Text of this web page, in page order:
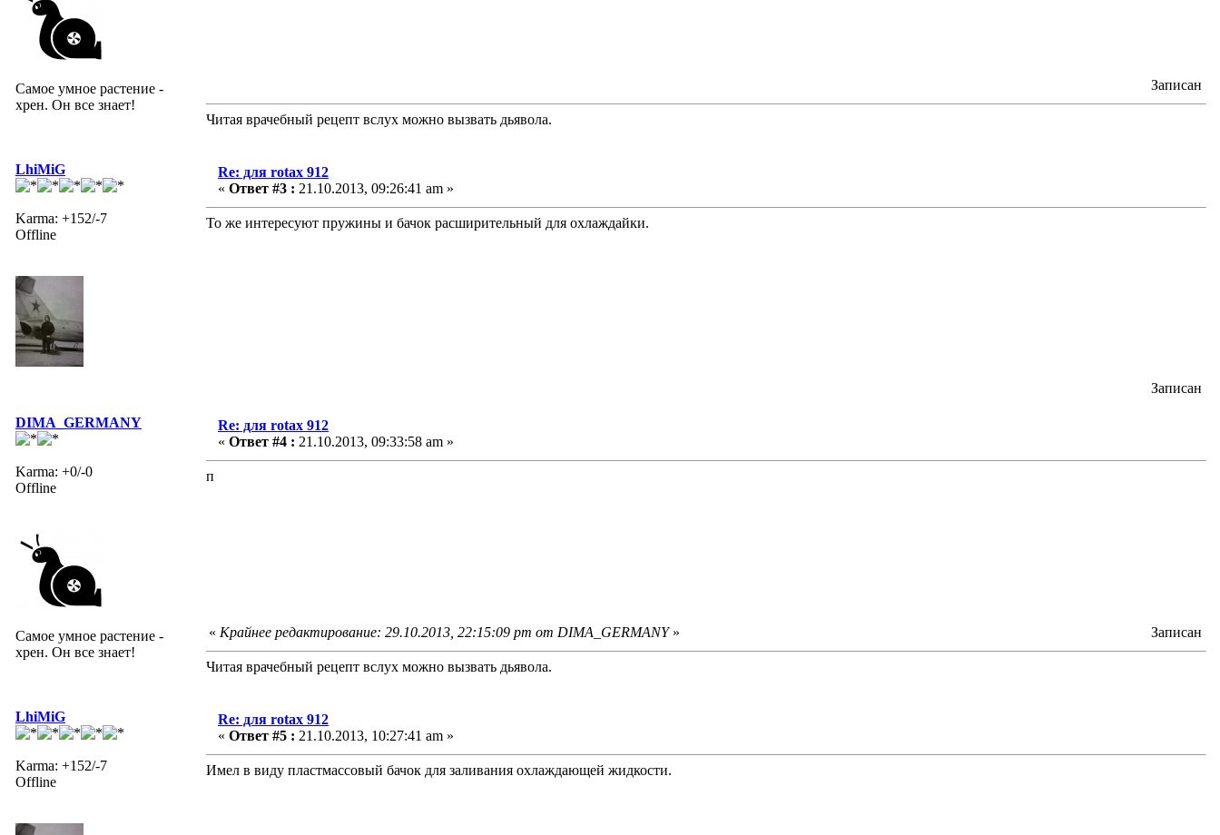
Самое умное растение -
хрен. Он все знает!
Записан
Читая врачебный рецепт вслух можно вызвать дьявола.
LhiMiG
Karma: +152/-7
Offline
Re: для rotax 912
« Ответ #3 : 21.10.2013, 09:26:41 am »
То же интересуют пружины и бачок расширительный для охлаждайки.
Записан
DIMA_GERMANY
Karma: +0/-0
Offline
Самое умное растение -
хрен. Он все знает!
Re: для rotax 912
« Ответ #4 : 21.10.2013, 09:33:58 am »
п
« Крайнее редактирование: 29.10.2013, 22:15:09 pm от DIMA_GERMANY» Записан
Читая врачебный рецепт вслух можно вызвать дьявола.
LhiMiG
Karma: +152/-7
Offline
Re: для rotax 912
« Ответ #5 : 21.10.2013, 10:27:41 am »
Имел в виду пластмассовый бачок для заливания охлаждающей жидкости.